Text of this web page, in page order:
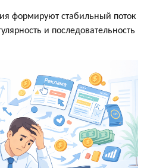
формируют стабильный поток
и последовательность